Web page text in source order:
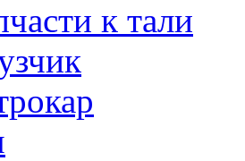
к тали